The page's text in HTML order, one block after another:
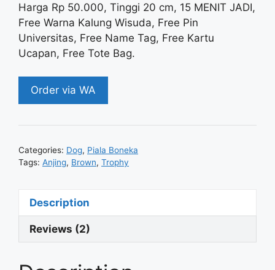
Harga Rp 50.000, Tinggi 20 cm, 15 MENIT JADI,
Free Warna Kalung Wisuda, Free Pin
Universitas, Free Name Tag, Free Kartu
Ucapan, Free Tote Bag.
Order via WA
Categories: Dog, Piala Boneka
Tags: Anjing, Brown, Trophy
Description
Reviews (2)